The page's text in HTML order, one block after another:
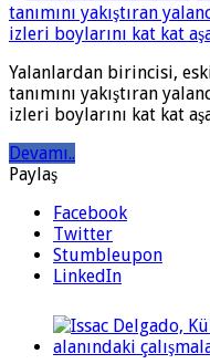
Yalanlardan birincisi,
tanımını yakıştıran
izleri boylarını kat kat
Devamı..
Paylaş
Facebook
Twitter
Stumbleupon
LinkedIn